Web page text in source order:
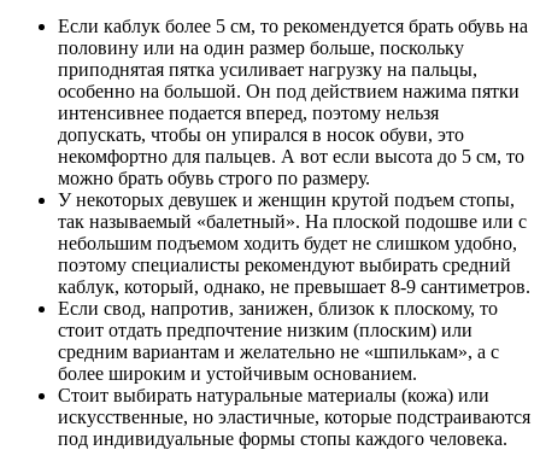
Если каблук более 5 см, то рекомендуется брать обувь на
половину или на один размер больше, поскольку
приподнятая пятка усиливает нагрузку на пальцы,
особенно на большой. Он под действием нажима пятки
интенсивнее подается вперед, поэтому нельзя
допускать, чтобы он упирался в носок обуви, это
некомфортно для пальцев. А вот если высота до 5 см, то
можно брать обувь строго по размеру.
У некоторых девушек и женщин крутой подъем стопы,
так называемый «балетный». На плоской подошве или с
небольшим подъемом ходить будет не слишком удобно,
поэтому специалисты рекомендуют выбирать средний
каблук, который, однако, не превышает 8-9 сантиметров.
Если свод, напротив, занижен, близок к плоскому, то
стоит отдать предпочтение низким (плоским) или
средним вариантам и желательно не «шпилькам», а с
более широким и устойчивым основанием.
Стоит выбирать натуральные материалы (кожа) или
искусственные, но эластичные, которые подстраиваются
под индивидуальные формы стопы каждого человека.